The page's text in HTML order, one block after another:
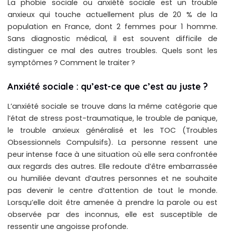
La phobie sociale ou anxiété sociale est un trouble
anxieux qui touche actuellement plus de 20 % de la
population en France, dont 2 femmes pour 1 homme.
Sans diagnostic médical, il est souvent difficile de
distinguer ce mal des autres troubles. Quels sont les
symptômes ? Comment le traiter ?
Anxiété sociale : qu’est-ce que c’est au juste ?
L’anxiété sociale se trouve dans la même catégorie que
l’état de stress post-traumatique, le trouble de panique,
le trouble anxieux généralisé et les TOC (Troubles
Obsessionnels Compulsifs). La personne ressent une
peur intense face à une situation où elle sera confrontée
aux regards des autres. Elle redoute d’être embarrassée
ou humiliée devant d’autres personnes et ne souhaite
pas devenir le centre d’attention de tout le monde.
Lorsqu’elle doit être amenée à prendre la parole ou est
observée par des inconnus, elle est susceptible de
ressentir une angoisse profonde.